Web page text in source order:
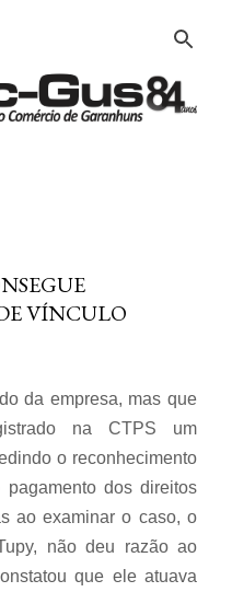
VÍNCULO
da empresa, mas que
na CTPS um
o reconhecimento
dos direitos
ao examinar o caso, o
não deu razão ao
que ele atuava